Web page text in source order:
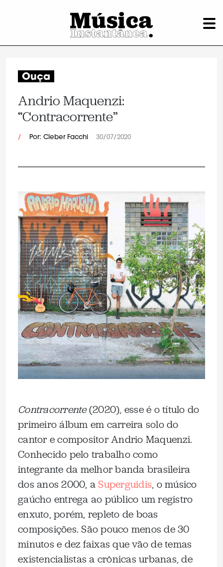
Ouça
Andrio Maquenzi:
“Contracorrente”
/ Por: Cleber Facchi 30/07/2020
Contracorrente(2020), esse é o título do
primeiro álbum em carreira solo do
cantor e compositor Andrio Maquenzi.
Conhecido pelo trabalho como
integrante da melhor banda brasileira
dos anos 2000, aSuperguidis, o músico
gaúcho entrega ao público um registro
enxuto, porém, repleto de boas
composições. São pouco menos de 30
minutos e dez faixas que vão de temas
existencialistas a crônicas urbanas, de